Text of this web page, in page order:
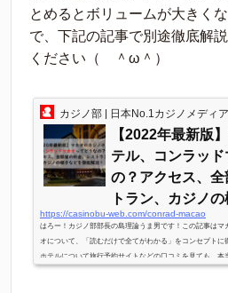
とめるとボリュームが大きく
で、下記の記事で別途徹底解
ください（ ＾ω＾）
カジノ部 | 日本No.1カジノメディア
【2022年最新版
テル、コンラッ
の？アクセス、
トラン、カジノ
https://casinobu-web.com/conrad-macao
はろー！カジノ部部長の島理論うま男です！この記事はマ
オについて、「読むだけで全てがわかる」をコンセプトに
ホテルについて旅行予約サイトなどの口コミを見ても、